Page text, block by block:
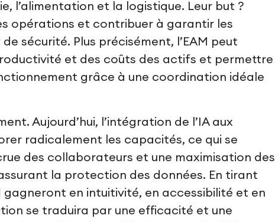
l’alimentation et la logistique. Leur but ?
opérations et contribuer à garantir les
sécurité. Plus précisément, l’EAM peut
et des coûts des actifs et permettre
grâce à une coordination idéale
Aujourd’hui, l’intégration de l’IA aux
radicalement les capacités, ce qui se
des collaborateurs et une maximisation des
la protection des données. En tirant
gagneront en intuitivité, en accessibilité et en
se traduira par une efficacité et une